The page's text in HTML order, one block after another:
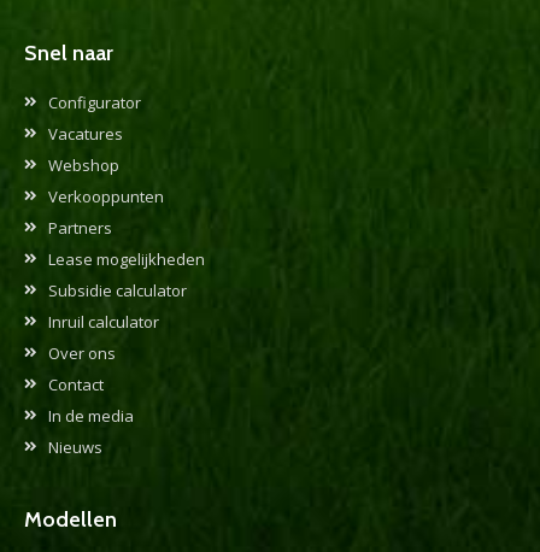
Snel naar
Configurator
Vacatures
Webshop
Verkooppunten
Partners
Lease mogelijkheden
Subsidie calculator
Inruil calculator
Over ons
Contact
In de media
Nieuws
Modellen